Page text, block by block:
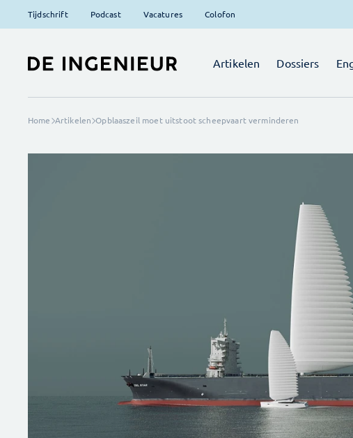
Tijdschrift Podcast Vacatures Colofon
Artikelen Dossiers
Home Artikelen Opblaaszeil moet uitstoot scheepvaart verminderen